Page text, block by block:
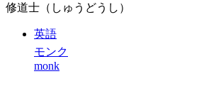
修道士（しゅうどうし）
英語
モンク
monk